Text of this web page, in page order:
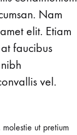
Nam
elit. Etiam
faucibus
vel.
ut pretium